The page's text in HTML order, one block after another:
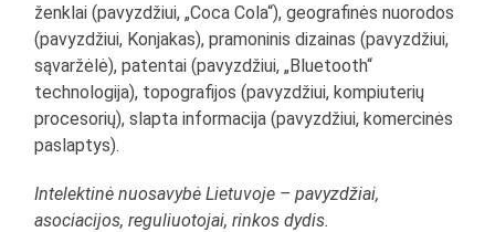
ženklai (pavyzdžiui, „Coca Cola“), geografinės nuorodos
(pavyzdžiui, Konjakas), pramoninis dizainas (pavyzdžiui,
sąvaržėlė), patentai (pavyzdžiui, „Bluetooth“
technologija), topografijos (pavyzdžiui, kompiuterių
procesorių), slapta informacija (pavyzdžiui, komercinės
paslaptys).
Intelektinė nuosavybė Lietuvoje – pavyzdžiai,
asociacijos, reguliuotojai, rinkos dydis.